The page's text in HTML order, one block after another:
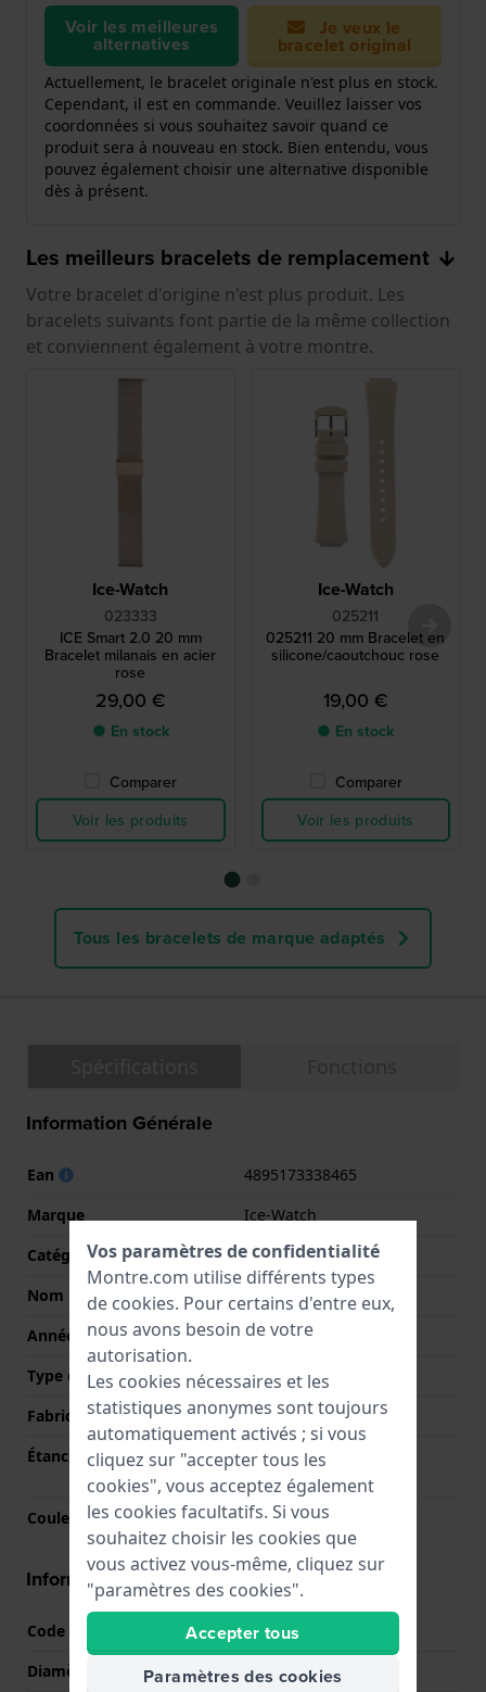
Voir les meilleures
alternatives
Je veux le
bracelet original
Actuellement, le bracelet originale n'est plus en stock.
Cependant, il est en commande. Veuillez laisser vos
coordonnées si vous souhaitez savoir quand ce
produit sera à nouveau en stock. Bien entendu, vous
pouvez également choisir une alternative disponible
dès à présent.
Les meilleurs bracelets de remplacement
Votre bracelet d'origine n'est plus produit. Les
bracelets suivants font partie de la même collection
et conviennent également à votre montre.
Ice-Watch
023333
ICE Smart 2.0 20 mm
Bracelet milanais en acier
rose
29,00 €
● En stock
Comparer
Voir les produits
Ice-Watch
025211
025211 20 mm Bracelet en
silicone/caoutchouc rose
19,00 €
● En stock
Comparer
Voir les produits
Tous les bracelets de marque adaptés
Information Générale
Ean
4895173338465
Marque
Ice-Watch
Catégorie
Ice-Smart
Nom
ICE Smart 3.0
Année
2025 Printemps / Été
Type d'affichage
Écran tactile
Fabriqué en Suisse
Non
Étanchéité
IP68 (À l'épreuve
d'immersion)
Couleur du cadran
N/A
Informations boîtier
Code boîtier
024300
Diamètre
38 mm
Vos paramètres de confidentialité
Montre.com utilise différents types
de cookies. Pour certains d'entre eux,
nous avons besoin de votre
autorisation.
Les cookies nécessaires et les
statistiques anonymes sont toujours
automatiquement activés ; si vous
cliquez sur "accepter tous les
cookies", vous acceptez également
les cookies facultatifs. Si vous
souhaitez choisir les cookies que
vous activez vous-même, cliquez sur
"paramètres des cookies".
Accepter tous
Paramètres des cookies